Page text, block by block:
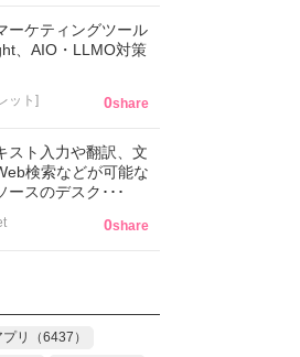
ーケティングツール
、AIO・LLMO対策
ット] 0share
スト入力や翻訳、文
検索などが可能な
ースのデスク･･･
0share
プリ（6437）